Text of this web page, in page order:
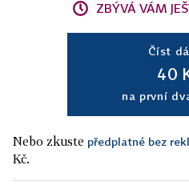
ZBÝVÁ VÁM
Číst
40
na první
Nebo zkuste předplatné bez
Kč.